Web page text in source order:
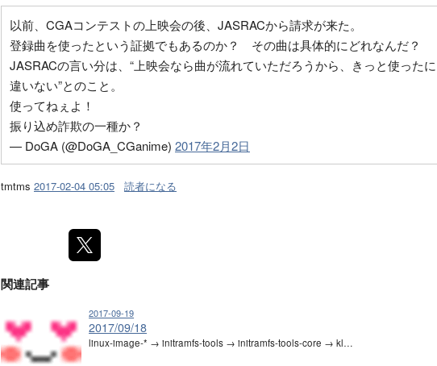
以前、CGAコンテストの上映会の後、JASRACから請求が来た。
登録曲を使ったという証拠でもあるのか？ その曲は具体的にどれなんだ？
JASRACの言い分は、“上映会なら曲が流れていただろうから、きっと使ったに
違いない”とのこと。
使ってねぇよ！
振り込め詐欺の一種か？
— DoGA (@DoGA_CGanime) 2017年2月2日
tmtms 2017-02-04 05:05 読者になる
関連記事
2017-09-19
2017/09/18
linux-image-* → initramfs-tools → initramfs-tools-core → kl…